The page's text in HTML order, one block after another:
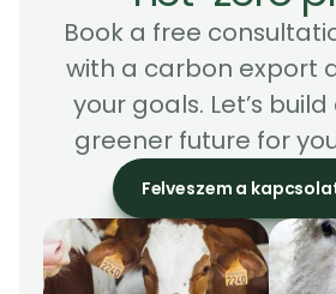
Book a free
with a carbon export
your goals. Let’s
greener future for
Felveszem a